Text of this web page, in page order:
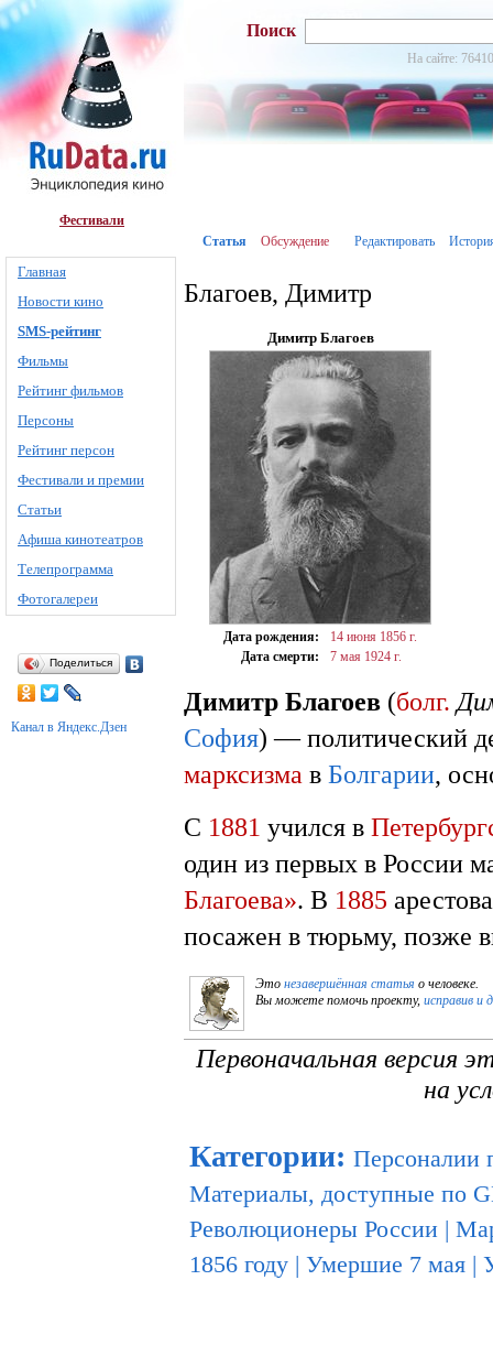
Фестивали
Главная
Новости кино
SMS-рейтинг
Фильмы
Рейтинг фильмов
Персоны
Рейтинг персон
Фестивали и премии
Статьи
Афиша кинотеатров
Телепрограмма
Фотогалереи
Поделиться
Канал в Яндекс.Дзен
Поиск
На сайте:
Статья Обсуждение Редактировать
Благоев, Димитр
Димитр Благоев
Дата рождения: 14 июня 1856 г.
Дата смерти:
7 мая 1924 г.
Димитр Благоев (болг.
София) — политический
марксизма в Болгарии,
С 1881 учился в
один из первых в России
Благоева». В 1885
посажен в тюрьму, позже
Это незавершённая статья о человеке.
Вы можете помочь проекту, исправив и
Первоначальная версия
на
Категории: Персоналии
Материалы, доступные по
Революционеры России |
1856 году | Умершие 7 мая |